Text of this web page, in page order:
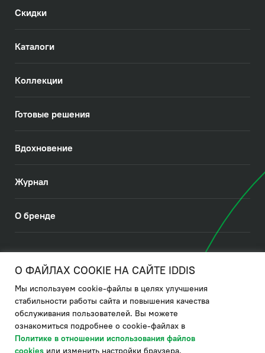
Скидки
Каталоги
Коллекции
Готовые решения
Вдохновение
Журнал
О бренде
Политика в отношении использования файлов cookies
Политика обработки ПДн
Политика в области управления цепочкой поставки
О ФАЙЛАХ COOKIE НА САЙТЕ IDDIS
Мы используем cookie-файлы в целях улучшения
стабильности работы сайта и повышения качества
обслуживания пользователей. Вы можете
ознакомиться подробнее о cookie-файлах в
Политике в отношении использования файлов
cookies или изменить настройки браузера.